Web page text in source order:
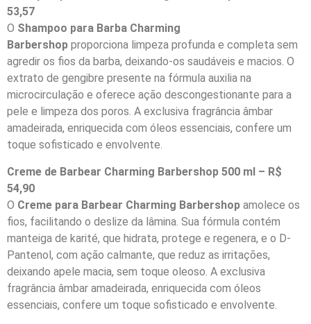
53,57
O Shampoo para Barba Charming
Barbershop proporciona limpeza profunda e completa sem
agredir os fios da barba, deixando-os saudáveis e macios. O
extrato de gengibre presente na fórmula auxilia na
microcirculação e oferece ação descongestionante para a
pele e limpeza dos poros. A exclusiva fragrância âmbar
amadeirada, enriquecida com óleos essenciais, confere um
toque sofisticado e envolvente.
Creme de Barbear Charming Barbershop 500 ml – R$
54,90
O Creme para Barbear Charming Barbershop amolece os
fios, facilitando o deslize da lâmina. Sua fórmula contém
manteiga de karité, que hidrata, protege e regenera, e o D-
Pantenol, com ação calmante, que reduz as irritações,
deixando apele macia, sem toque oleoso. A exclusiva
fragrância âmbar amadeirada, enriquecida com óleos
essenciais, confere um toque sofisticado e envolvente.